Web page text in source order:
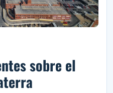
sobre el